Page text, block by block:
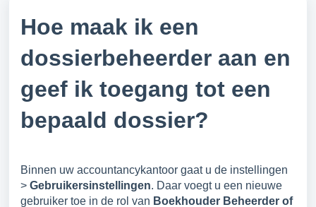
Hoe maak ik een
dossierbeheerder aan en
geef ik toegang tot een
bepaald dossier?
Binnen uw accountancykantoor gaat u de instellingen
> Gebruikersinstellingen. Daar voegt u een nieuwe
gebruiker toe in de rol van Boekhouder Beheerder of